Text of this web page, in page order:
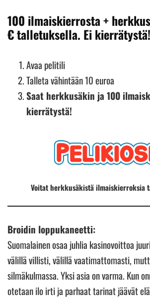
100 ilmaiskierrosta +
€ talletuksella. Ei kierrätystä!
Avaa pelitili
Talleta vähintään 10 euroa
Saat herkkusäkin ja 100
kierrätystä!
Voitat herkkusäkistä ilmaiskierroksia
Broidin loppukaneetti:
Suomalainen osaa juhlia kasinovoittoa
välillä villisti, välillä vaatimattomasti,
silmäkulmassa. Yksi asia on varma. Kun
otetaan ilo irti ja parhaat tarinat jäävät